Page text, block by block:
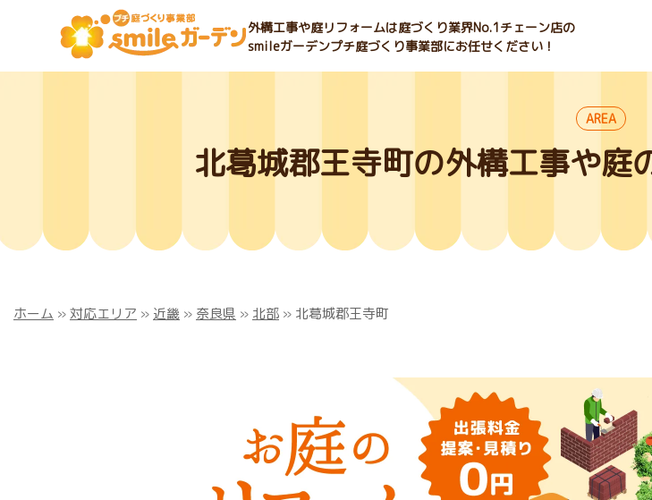
外構工事や庭リフォームは庭づくり業界No.1チェーン店の
smileガーデンプチ庭づくり事業部にお任せください！
AREA
北葛城郡王寺町の外構工事や庭
ホーム »対応エリア » 近畿 » 奈良県 » 北部 » 北葛城郡王寺町